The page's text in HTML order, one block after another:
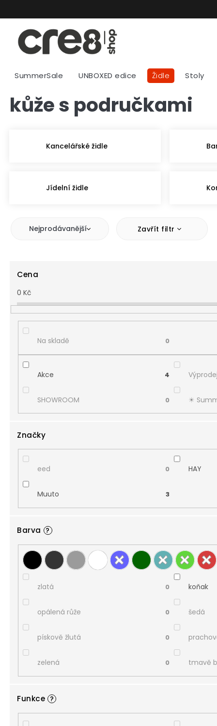
SummerSale UNBOXED edice Židle Stoly
kůže s područkami
Kancelářské židle
Jídelní židle
Nejprodávanější Zavřít filtr
Cena
0 Kč
Na skladě 0
Akce 4
SHOWROOM 0 ☀︎
Značky
eed 0 HAY
Muuto 3
Barva ?
zlatá 0 koňak
opálená růže 0 šedá
pískově žlutá 0
zelená 0 tmavě
Funkce ?